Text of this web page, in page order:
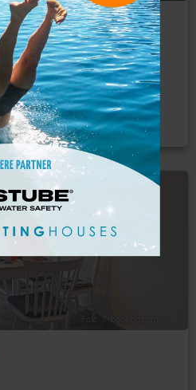
in Schönhagen, 41 km
erreichen Sie von der